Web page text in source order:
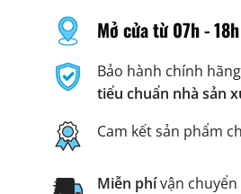
Mở cửa từ 07h -
Bảo hành chính
tiểu chuẩn nhà sản
Cam kết sản phẩm
Miễn phívận chuyển